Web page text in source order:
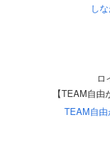
し
ロ
【TEAM自
TEAM自